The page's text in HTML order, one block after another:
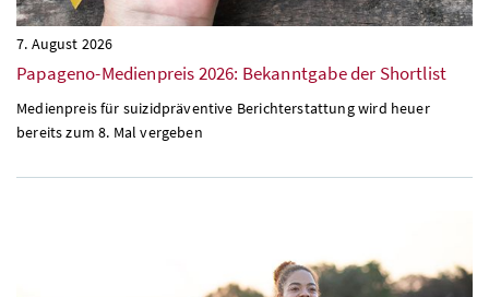
7. August 2026
Papageno-Medienpreis 2026: Bekanntgabe der Shortlist
Medienpreis für suizidpräventive Berichterstattung wird heuer
bereits zum 8. Mal vergeben